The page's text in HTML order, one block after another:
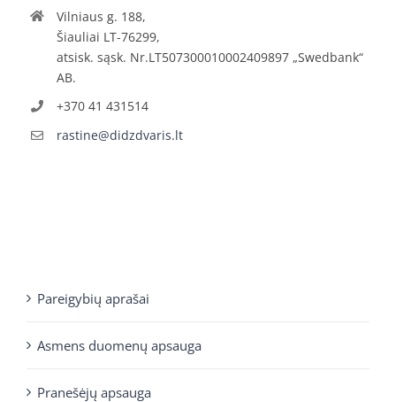
Vilniaus g. 188,
Šiauliai LT-76299,
atsisk. sąsk. Nr.LT507300010002409897 „Swedbank“
AB.
+370 41 431514
rastine@didzdvaris.lt
Pareigybių aprašai
Asmens duomenų apsauga
Pranešėjų apsauga